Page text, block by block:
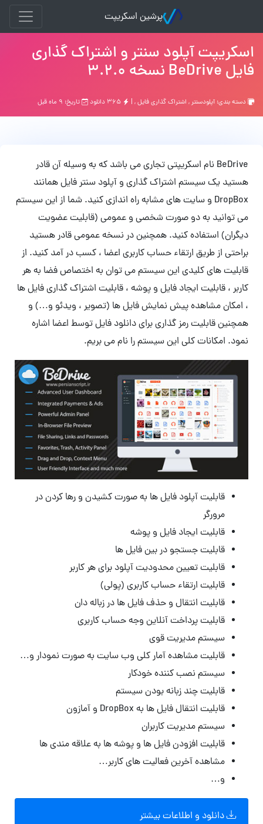
پرشین اسکریپت
اسکریپت آپلود سنتر و اشتراک گذاری
فایل BeDrive نسخه 3.2.0
دسته بندی: آپلودسنتر, اشتراك گذاري فايل, | تاریخ: ۹ ماه قبل
BeDrive نام اسکریپتی تجاری می باشد که به وسیله آن قادر
هستید یک سیستم اشتراک گذاری و آپلود سنتر فایل همانند
DropBox و سایت های مشابه راه اندازی کنید. شما از این سیستم
می توانید به دو صورت شخصی و عمومی (قابلیت عضویت
دیگران) استفاده کنید. همچنین در نسخه عمومی قادر هستید
براحتی از طریق ارتقاء حساب کاربری اعضا ، کسب در آمد کنید. از
قابلیت های کلیدی این سیستم می توان به اختصاص فضا به هر
کاربر ، قابلیت ایجاد فایل و پوشه ، قابلیت اشتراک گذاری فایل ها
، امکان مشاهده پیش نمایش فایل ها (تصویر ، ویدئو و…) و
همچنین قابلیت رمز گذاری برای دانلود فایل توسط اعضا اشاره
نمود. امکانات کلی این سیستم را نام می بریم.
قابلیت آپلود فایل ها به صورت کشیدن و رها کردن در
مرورگر
قابلیت ایجاد فایل و پوشه
قابلیت جستجو در بین فایل ها
قابلیت تعیین محدودیت آپلود برای هر کاربر
قابلیت ارتقاء حساب کاربری (پولی)
قابلیت انتقال و حذف فایل ها در زباله دان
قابلیت پرداخت آنلاین وجه حساب کاربری
سیستم مدیریت قوی
قابلیت مشاهده آمار کلی وب سایت به صورت نمودار و…
سیستم نصب کننده خودکار
قابلیت چند زبانه بودن سیستم
قابلیت انتقال فایل ها به DropBox و آمازون
سیستم مدیریت کاربران
قابلیت افزودن فایل ها و پوشه ها به علاقه مندی ها
مشاهده آخرین فعالیت های کاربر…
و…
دانلود و اطلاعات بیشتر